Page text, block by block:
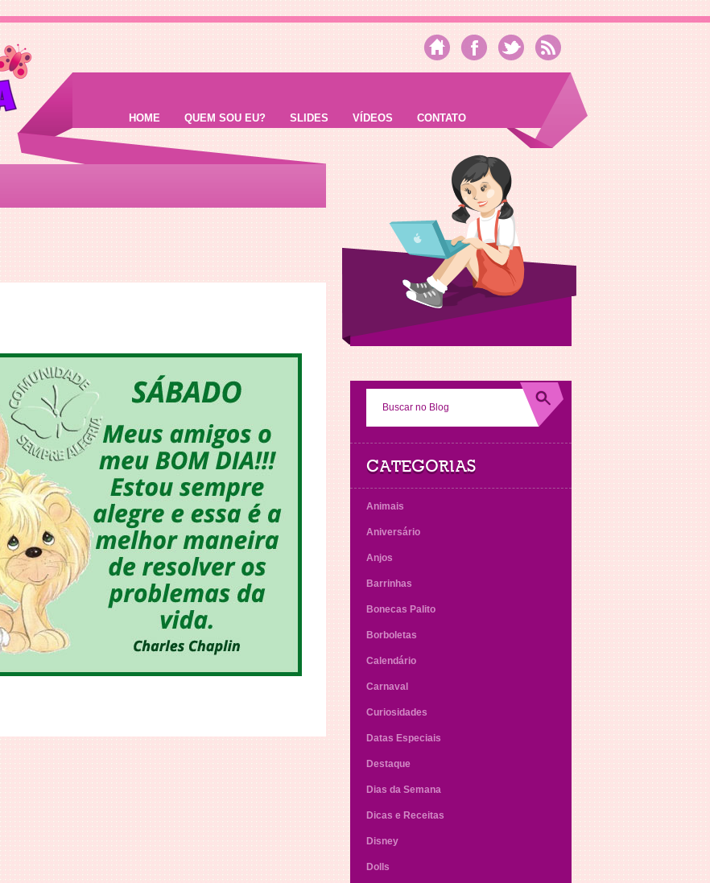
HOME QUEM SOU EU? SLIDES VÍDEOS CONTATO
CATEGORIAS
Animais
Aniversário
Anjos
Barrinhas
Bonecas Palito
Borboletas
Calendário
Carnaval
Curiosidades
Datas Especiais
Destaque
Dias da Semana
Dicas e Receitas
Disney
Dolls